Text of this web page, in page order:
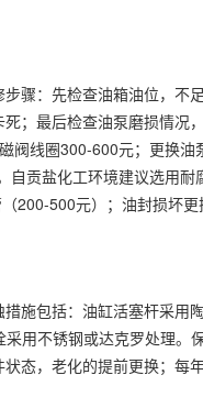
骤：先检查油箱油位，
；最后检查油泵磨损情
阀线圈300-600元；更换
贡盐化工环境建议选用
200-500元）；油封损坏更
施包括：油缸活塞杆采
用不锈钢或达克罗处理
态，老化的提前更换；